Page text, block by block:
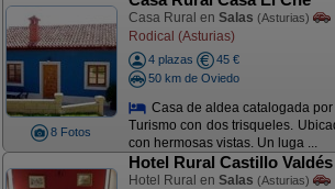
8 Fotos
Casa Rural en Salas (Asturias)
Rodical (Asturias)
4 plazas
45 €
50 km de Oviedo
Casa de aldea catalogada
Turismo con dos trisqueles.
con hermosas vistas. Un luga ...
Hotel Rural Castillo
Hotel Rural en Salas (Asturias)